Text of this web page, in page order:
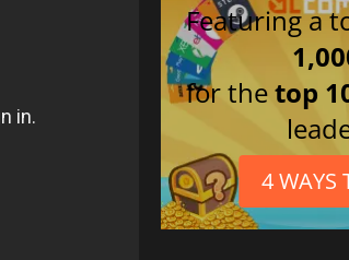
Featuring a
for thetop
4 WAYS